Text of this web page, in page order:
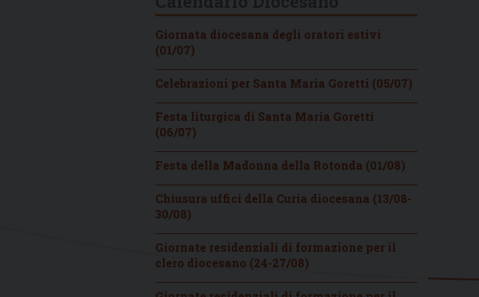
Giornata diocesana degli oratori estivi
(01/07)
Celebrazioni per Santa Maria Goretti (05/07)
Festa liturgica di Santa Maria Goretti
(06/07)
Festa della Madonna della Rotonda (01/08)
Chiusura uffici della Curia diocesana (13/08-
30/08)
Giornate residenziali di formazione per il
clero diocesano (24-27/08)